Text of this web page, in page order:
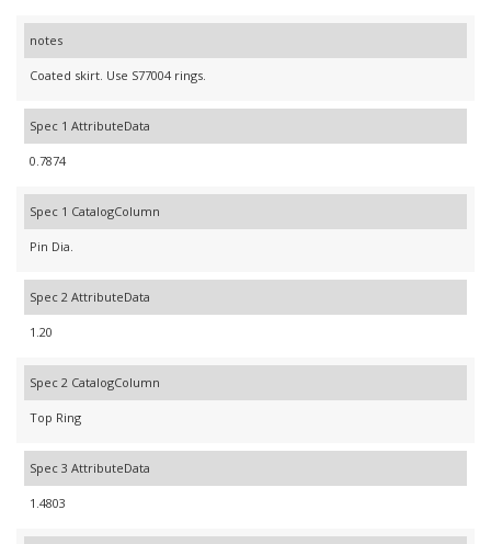
notes
Coated skirt. Use S77004 rings.
Spec 1 AttributeData
0.7874
Spec 1 CatalogColumn
Pin Dia.
Spec 2 AttributeData
1.20
Spec 2 CatalogColumn
Top Ring
Spec 3 AttributeData
1.4803